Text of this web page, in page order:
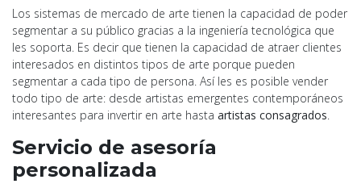
Los sistemas de mercado de arte tienen la capacidad de poder
segmentar a su público gracias a la ingeniería tecnológica que
les soporta. Es decir que tienen la capacidad de atraer clientes
interesados en distintos tipos de arte porque pueden
segmentar a cada tipo de persona. Así les es posible vender
todo tipo de arte: desde artistas emergentes contemporáneos
interesantes para invertir en arte hasta artistas consagrados.
Servicio de asesoría
personalizada